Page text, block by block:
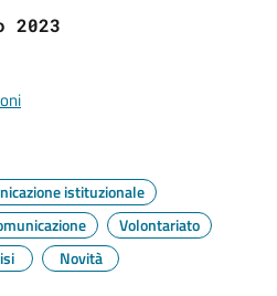
2023
istituzionale
Volontariato
Novità